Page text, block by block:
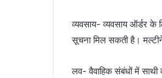
व्यवसाय- व्यवसाय ऑर्डर के
सूचना मिल सकती है।
लव- वैवाहिक संबंधों में